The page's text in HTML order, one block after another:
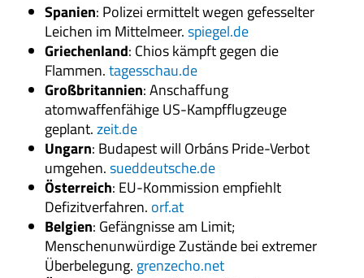
Spanien: Polizei ermittelt wegen gefesselter
Leichen im Mittelmeer.spiegel.de
Griechenland: Chios kämpft gegen die
Flammen.tagesschau.de
Großbritannien: Anschaffung
atomwaffenfähige US-Kampfflugzeuge
geplant.zeit.de
Ungarn: Budapest will Orbáns Pride-Verbot
umgehen.sueddeutsche.de
Österreich: EU-Kommission empfiehlt
Defizitverfahren. orf.at
Belgien: Gefängnisse am Limit;
Menschenunwürdige Zustände bei extremer
Überbelegung. grenzecho.net